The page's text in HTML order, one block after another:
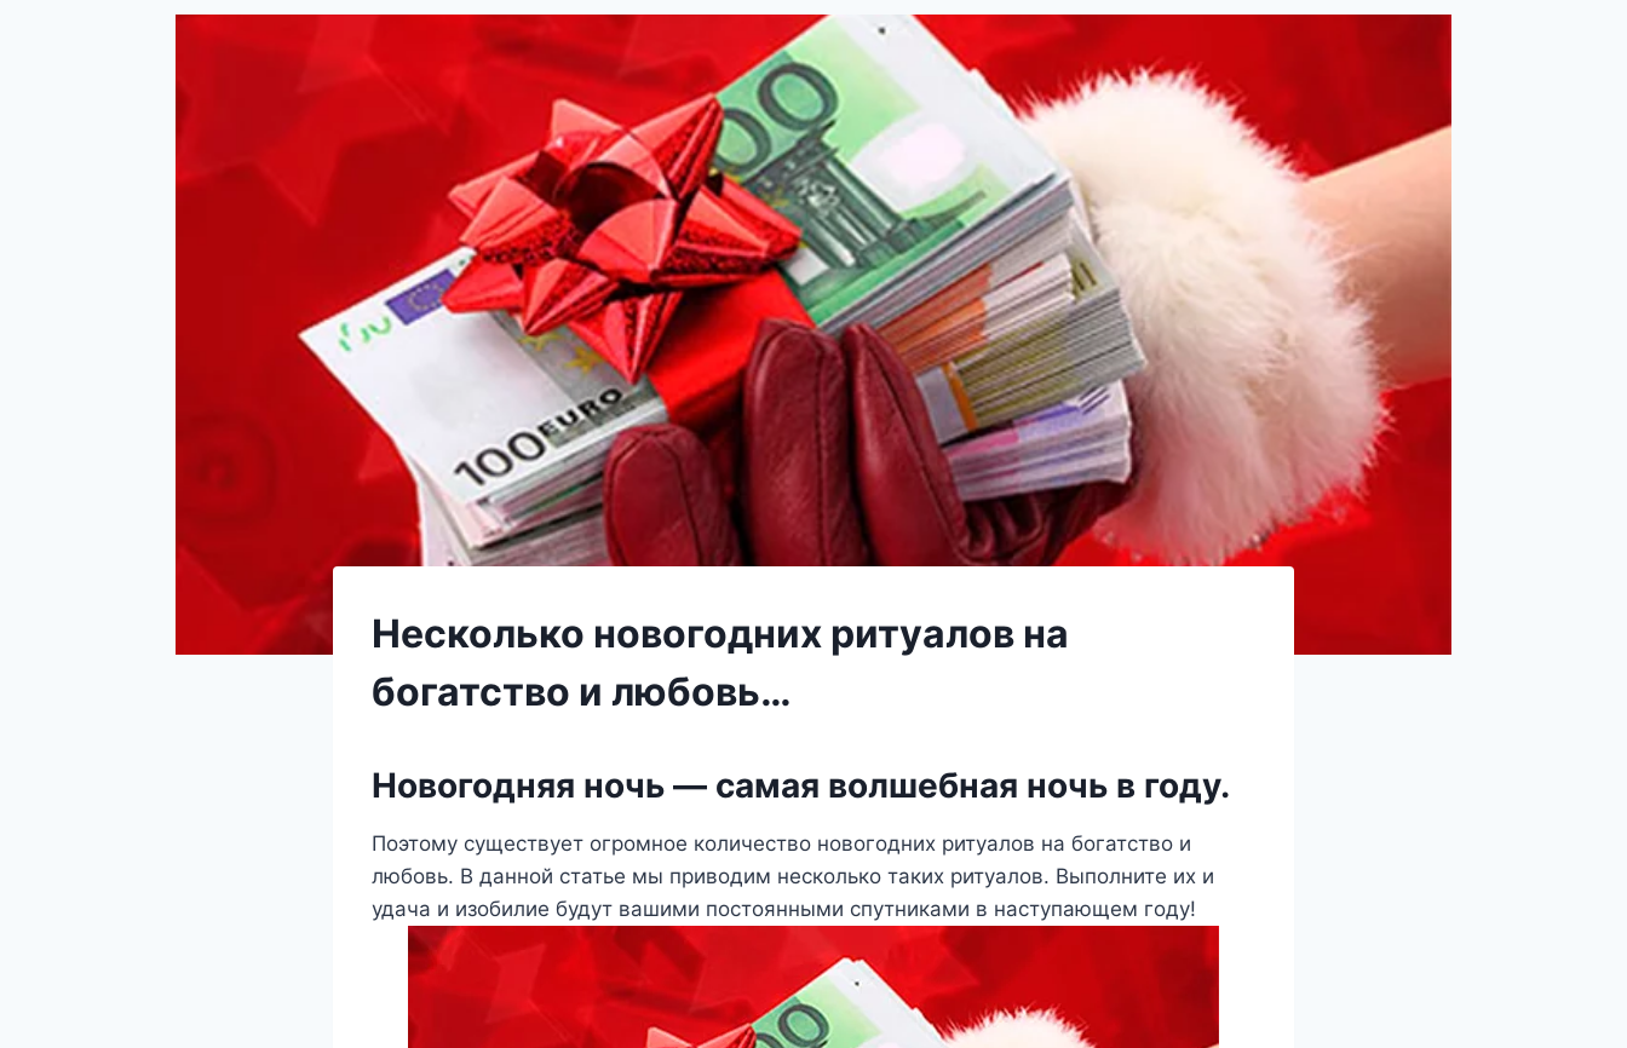
Несколько новогодних ритуалов на
богатство и любовь…
Новогодняя ночь — самая волшебная ночь в году.
Поэтому существует огромное количество новогодних ритуалов на богатство и
любовь. В данной статье мы приводим несколько таких ритуалов. Выполните их и
удача и изобилие будут вашими постоянными спутниками в наступающем году!